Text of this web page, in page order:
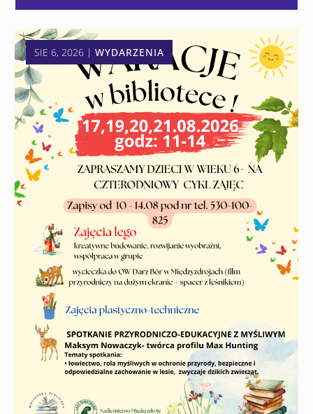
SIE 6, 2026 |WYDARZENIA